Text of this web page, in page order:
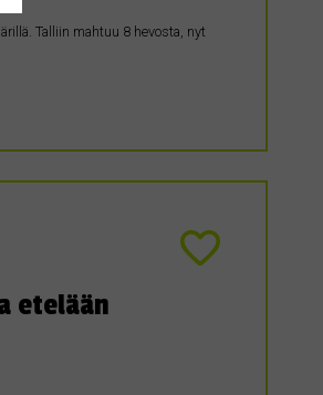
Talliin mahtuu 8 hevosta, nyt
etelään